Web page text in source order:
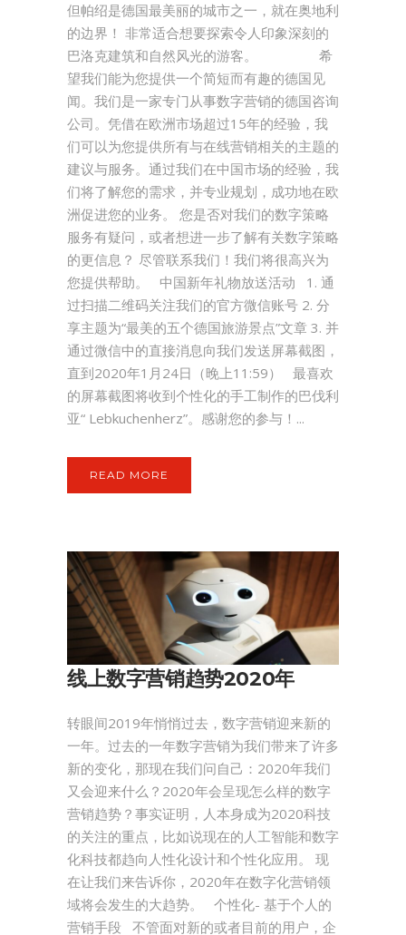
但帕绍是德国最美丽的城市之一，就在奥地利
的边界！ 非常适合想要探索令人印象深刻的
巴洛克建筑和自然风光的游客。 希
望我们能为您提供一个简短而有趣的德国见
闻。我们是一家专门从事数字营销的德国咨询
公司。凭借在欧洲市场超过15年的经验，我
们可以为您提供所有与在线营销相关的主题的
建议与服务。通过我们在中国市场的经验，我
们将了解您的需求，并专业规划，成功地在欧
洲促进您的业务。 您是否对我们的数字策略
服务有疑问，或者想进一步了解有关数字策略
的更信息？ 尽管联系我们！我们将很高兴为
您提供帮助。 中国新年礼物放送活动 1. 通
过扫描二维码关注我们的官方微信账号 2. 分
享主题为“最美的五个德国旅游景点”文章 3. 并
通过微信中的直接消息向我们发送屏幕截图，
直到2020年1月24日（晚上11:59） 最喜欢
的屏幕截图将收到个性化的手工制作的巴伐利
亚“ Lebkuchenherz”。感谢您的参与！...
READ MORE
线上数字营销趋势2020年
转眼间2019年悄悄过去，数字营销迎来新的
一年。过去的一年数字营销为我们带来了许多
新的变化，那现在我们问自己：2020年我们
又会迎来什么？2020年会呈现怎么样的数字
营销趋势？事实证明，人本身成为2020科技
的关注的重点，比如说现在的人工智能和数字
化科技都趋向人性化设计和个性化应用。 现
在让我们来告诉你，2020年在数字化营销领
域将会发生的大趋势。 个性化- 基于个人的
营销手段 不管面对新的或者目前的用户，企